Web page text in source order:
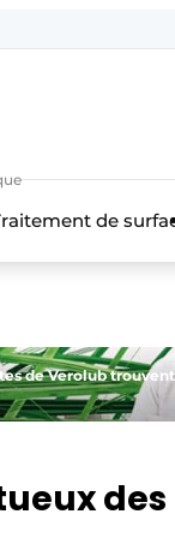
de
de Verolub